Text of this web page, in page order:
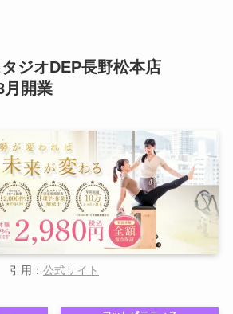
ジオDEP長野松本店
開業
引用： 公式サイト